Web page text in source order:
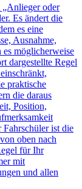
„Anlieger oder
Es ändert die
es eine
Ausnahme,
es möglicherweise
dargestellte Regel
praktische
die daraus
Position,
ist die
oben nach
für Ihr
mit
und allen